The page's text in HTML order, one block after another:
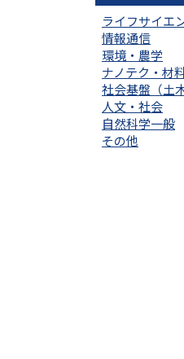
ライフサイエ
情報通信
環境・農学
ナノテク・材
社会基盤（土
人文・社会
自然科学一般
その他